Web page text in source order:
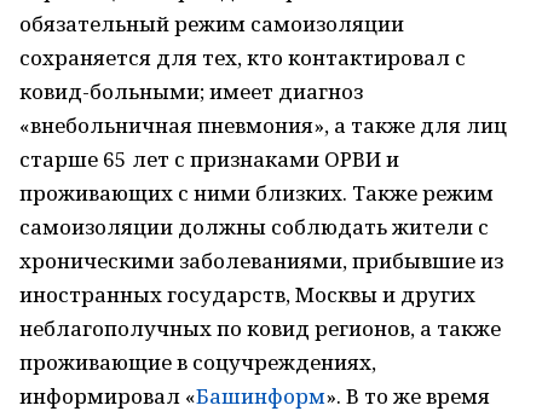
обязательный режим самоизоляции
сохраняется для тех, кто контактировал с
ковид-больными; имеет диагноз
«внебольничная пневмония», а также для лиц
старше 65 лет с признаками ОРВИ и
проживающих с ними близких. Также режим
самоизоляции должны соблюдать жители с
хроническими заболеваниями, прибывшие из
иностранных государств, Москвы и других
неблагополучных по ковид регионов, а также
проживающие в соцучреждениях,
информировал «Башинформ». В то же время